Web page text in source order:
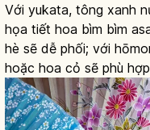
Với yukata, tông xanh
họa tiết hoa bìm bìm
hè sẽ dễ phối; với
hoặc hoa cỏ sẽ phù